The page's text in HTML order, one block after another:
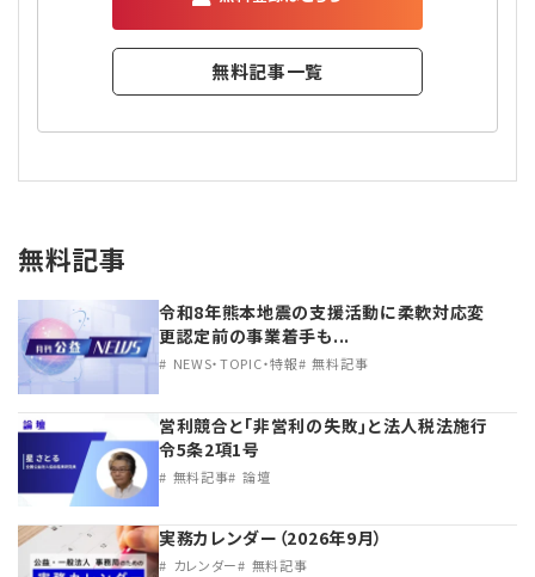
無料記事一覧
無料記事
令和8年熊本地震の支援活動に柔軟対応変
更認定前の事業着手も...
NEWS・TOPIC・特報 無料記事
営利競合と｢非営利の失敗｣と法人税法施行
令5条2項1号
無料記事 論壇
実務カレンダー（2026年9月）
カレンダー 無料記事